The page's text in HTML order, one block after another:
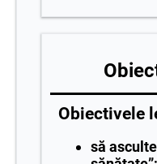
Obiectivele
să